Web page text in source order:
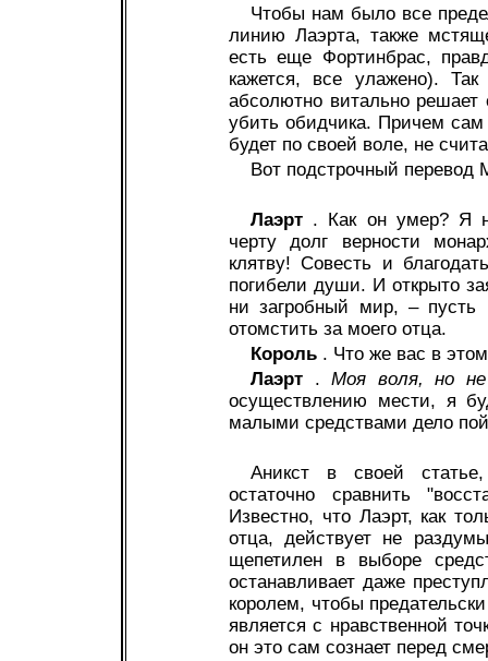
Чтобы нам было все
линию Лаэрта, также
есть еще Фортинбрас,
кажется, все улажено).
абсолютно витально
убить обидчика. Причем сам
будет по своей воле, не
Вот подстрочный перевод
Лаэрт . Как он умер? Я
черту долг верности
клятву! Совесть и
погибели души. И открыто
ни загробный мир, –
отомстить за моего отца.
Король . Что же вас в
Лаэрт .Моя воля, но
осуществлению мести, я
малыми средствами дело
Аникст в своей
остаточно сравнить
Известно, что Лаэрт, как
отца, действует не
щепетилен в выборе
останавливает даже
королем, чтобы
является с нравственной
он это сам сознает перед